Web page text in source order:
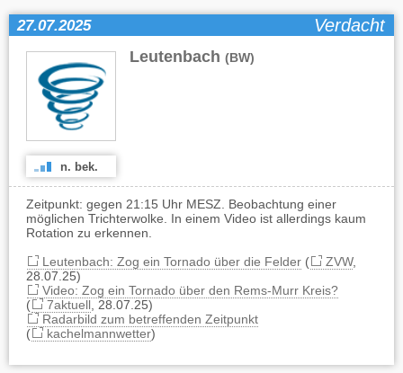
27.07.2025 Verdacht
Leutenbach (BW)
n. bek.
Zeitpunkt: gegen 21:15 Uhr MESZ. Beobachtung einer
möglichen Trichterwolke. In einem Video ist allerdings kaum
Rotation zu erkennen.
Leutenbach: Zog ein Tornado über die Felder( ZVW,
28.07.25)
Video: Zog ein Tornado über den Rems-Murr Kreis?
(
7aktuell, 28.07.25)
Radarbild zum betreffenden Zeitpunkt
(
kachelmannwetter)